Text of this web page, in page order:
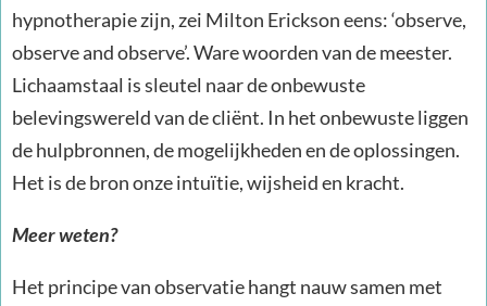
hypnotherapie zijn, zei Milton Erickson eens: ‘observe,
observe and observe’. Ware woorden van de meester.
Lichaamstaal is sleutel naar de onbewuste
belevingswereld van de cliënt. In het onbewuste liggen
de hulpbronnen, de mogelijkheden en de oplossingen.
Het is de bron onze intuïtie, wijsheid en kracht.
Meer weten?
Het principe van observatie hangt nauw samen met